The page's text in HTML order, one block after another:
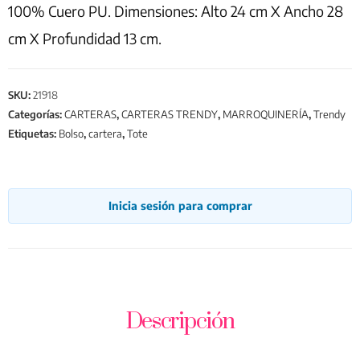
100% Cuero PU. Dimensiones: Alto 24 cm X Ancho 28
cm X Profundidad 13 cm.
SKU:21918
Categorías:CARTERAS,CARTERAS TRENDY, MARROQUINERÍA,Trendy
Etiquetas: Bolso,cartera,Tote
Inicia sesión para comprar
Descripción